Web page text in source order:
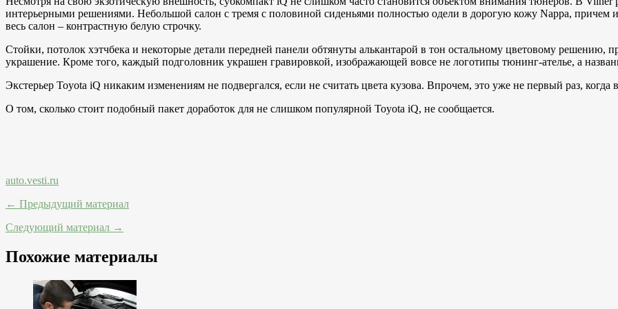
интерьерными решениями. Небольшой салон с тремя с половиной сиденьями полностью одели в дорогую кожу Nappa, причем
весь салон – контрастную белую строчку.
Стойки, потолок хэтчбека и некоторые детали передней панели обтянуты алькантарой в тон остальному цветовому решению,
украшение. Кроме того, каждый подголовник украшен гравировкой, изображающей вовсе не логотипы тюнинг-ателье, а
Экстерьер Toyota iQ никаким изменениям не подвергался, если не считать цвета кузова. Впрочем, это уже не первый раз,
О том, сколько стоит подобный пакет доработок для не слишком популярной Toyota iQ, не сообщается.
auto.vesti.ru
← Предыдущий материал
Следующий материал →
Похожие материалы